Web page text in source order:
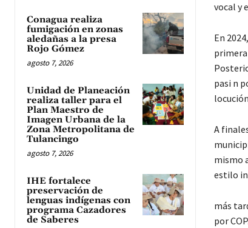
Conagua realiza
fumigación en zonas
aledañas a la presa
Rojo Gómez
agosto 7, 2026
Unidad de Planeación
realiza taller para el
Plan Maestro de
Imagen Urbana de la
Zona Metropolitana de
Tulancingo
agosto 7, 2026
IHE fortalece
preservación de
lenguas indígenas con
programa Cazadores
de Saberes
vocal y
En
pasi n
A
mismo
estilo
más
por